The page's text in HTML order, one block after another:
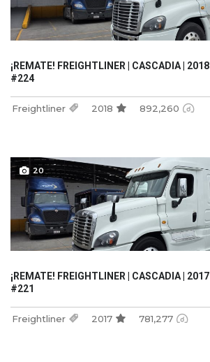
¡REMATE! FREIGHTLINER | CASCADIA | 2018 |
#224
Freightliner 2018 892,260
20
¡REMATE! FREIGHTLINER | CASCADIA | 2017 |
#221
Freightliner 2017 781,277